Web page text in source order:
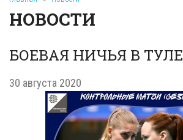
НОВОСТИ
БОЕВАЯ НИЧЬЯ В ТУЛЕ
30 августа 2020